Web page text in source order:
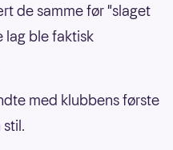
de samme før "slaget
lag ble faktisk
med klubbens første